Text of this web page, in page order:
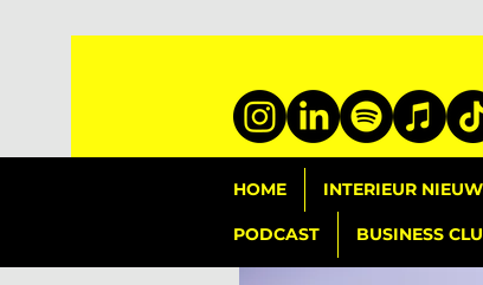
HOME INTERIEUR
PODCAST BUSINESS